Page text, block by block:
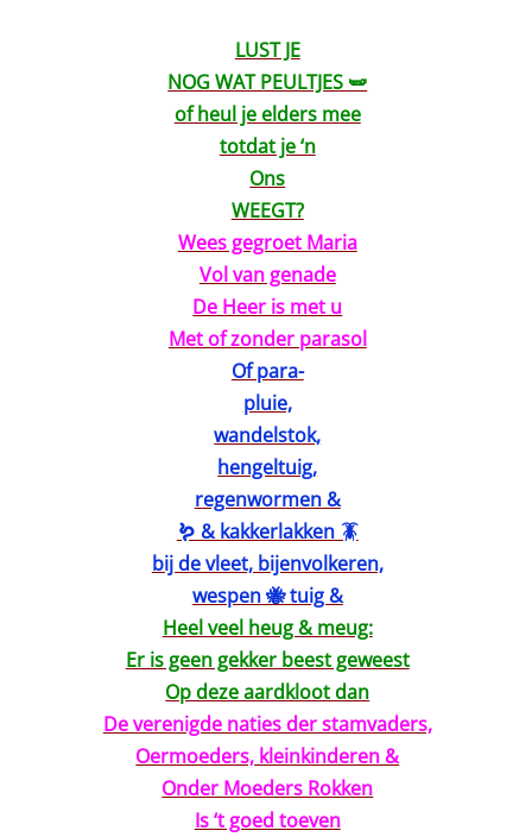
LUST JE
NOG WAT PEULTJES 🫛
of heul je elders mee
totdat je ‘n
Ons
WEEGT?
Wees gegroet Maria
Vol van genade
De Heer is met u
Met of zonder parasol
Of para-
pluie,
wandelstok,
hengeltuig,
regenwormen &
🪱 & kakkerlakken 🪳
bij de vleet, bijenvolkeren,
wespen 🐝 tuig &
Heel veel heug & meug:
Er is geen gekker beest geweest
Op deze aardkloot dan
De verenigde naties der stamvaders,
Oermoeders, kleinkinderen &
Onder Moeders Rokken
Is ‘t goed toeven